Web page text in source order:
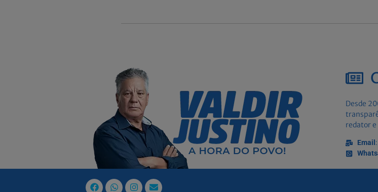
Desde
redator
Email